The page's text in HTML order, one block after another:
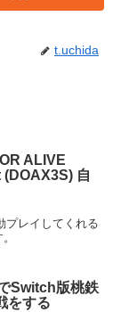
t.uchida
ALIVE
自
プレイしてくれる
Switch版桃鉄
をする